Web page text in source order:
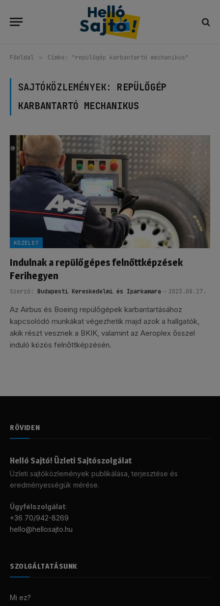
Főoldal » Címke: "repülőgép karbantartó mechanikus"
SAJTÓKÖZLEMÉNYEK: REPÜLŐGÉP
KARBANTARTÓ MECHANIKUS
KÖZÉLET
Indulnak a repülőgépes felnőttképzések
Ferihegyen
Szerző: Budapesti Kereskedelmi és Iparkamara 2023.08.17.
Az Airbus és Boeing repülőgépek karbantartásához
kapcsolódó munkákat végezhetik majd azok a hallgatók,
akik részt vesznek a BKIK, valamint az Aeroplex ősszel
induló közös felnőttképzésén.
RÖVIDEN
Helló Sajtó! Üzleti Sajtószolgálat
Üzleti sajtóközlemények publikálása, terjesztése és
eredményességük mérése.
Ügyfélszolgálat:
+36 70/942-8269
hello@hellosajto.hu
SZOLGÁLTATÁSUNK
Mi ez?